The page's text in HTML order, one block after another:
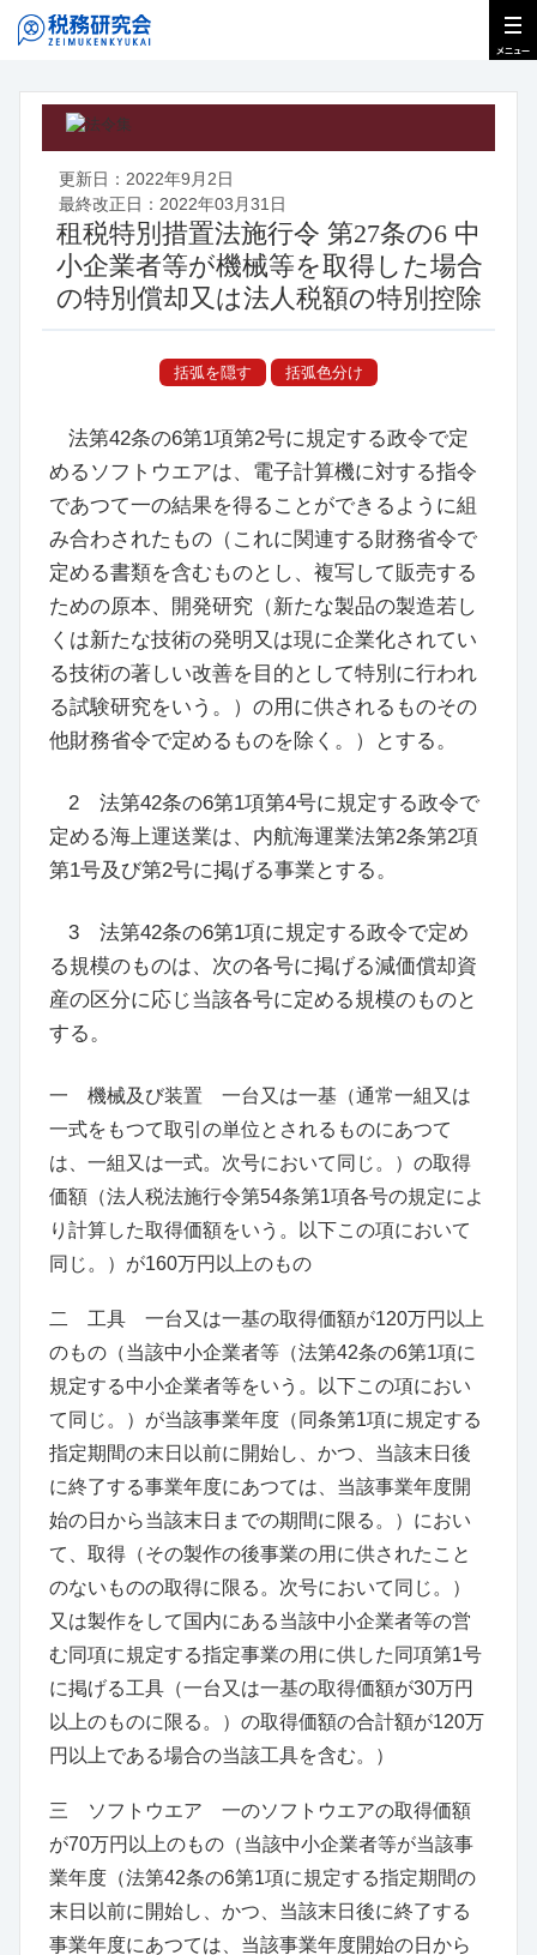
更新日：2022年9月2日
最終改正日：2022年03月31日
租税特別措置法施行令 第27条の6 中
小企業者等が機械等を取得した場合
の特別償却又は法人税額の特別控除
括弧を隠す 括弧色分け
法第42条の6第1項第2号に規定する政令で定
めるソフトウエアは、電子計算機に対する指令
であつて一の結果を得ることができるように組
み合わされたもの （ これに関連する財務省令で
定める書類を含むものとし、複写して販売する
ための原本、開発研究 （新たな製品の製造若し
くは新たな技術の発明又は現に企業化されてい
る技術の著しい改善を目的として特別に行われ
る試験研究をいう。
） の用に供されるものその
他財務省令で定めるものを除く。
） とする。
2 法第42条の6第1項第4号に規定する政令で
定める海上運送業は、内航海運業法第2条第2項
第1号及び第2号に掲げる事業とする。
3 法第42条の6第1項に規定する政令で定め
る規模のものは、次の各号に掲げる減価償却資
産の区分に応じ当該各号に定める規模のものと
する。
一 機械及び装置 一台又は一基 （通常一組又は
一式をもつて取引の単位とされるものにあつて
は、一組又は一式。次号において同じ。
） の取得
価額 （法人税法施行令第54条第1項各号の規定によ
り計算した取得価額をいう。以下この項において
同じ。
） が160万円以上のもの
二 工具 一台又は一基の取得価額が120万円以上
のもの （当該中小企業者等 （法第42条の6第1項に
規定する中小企業者等をいう。以下この項におい
て同じ。
） が当該事業年度 （ 同条第1項に規定する
指定期間の末日以前に開始し、かつ、当該末日後
に終了する事業年度にあつては、当該事業年度開
始の日から当該末日までの期間に限る。
） におい
て、取得 （その製作の後事業の用に供されたこと
のないものの取得に限る。次号において同じ。
）
又は製作をして国内にある当該中小企業者等の営
む同項に規定する指定事業の用に供した同項第1号
に掲げる工具 （一台又は一基の取得価額が30万円
以上のものに限る。
） の取得価額の合計額が120万
円以上である場合の当該工具を含む。
）
三 ソフトウエア 一のソフトウエアの取得価額
が70万円以上のもの （当該中小企業者等が当該事
業年度 （法第42条の6第1項に規定する指定期間の
末日以前に開始し、かつ、当該末日後に終了する
事業年度にあつては、当該事業年度開始の日から